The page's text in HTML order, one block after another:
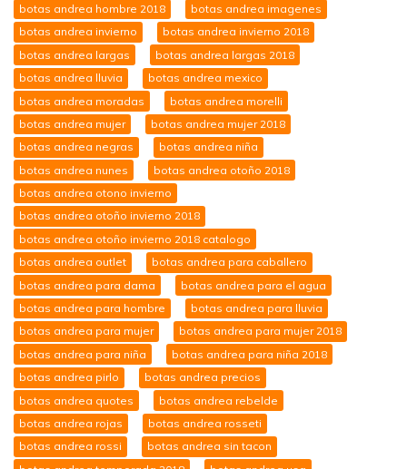
botas andrea hombre 2018
botas andrea imagenes
botas andrea invierno
botas andrea invierno 2018
botas andrea largas
botas andrea largas 2018
botas andrea lluvia
botas andrea mexico
botas andrea moradas
botas andrea morelli
botas andrea mujer
botas andrea mujer 2018
botas andrea negras
botas andrea niña
botas andrea nunes
botas andrea otoño 2018
botas andrea otono invierno
botas andrea otoño invierno 2018
botas andrea otoño invierno 2018 catalogo
botas andrea outlet
botas andrea para caballero
botas andrea para dama
botas andrea para el agua
botas andrea para hombre
botas andrea para lluvia
botas andrea para mujer
botas andrea para mujer 2018
botas andrea para niña
botas andrea para niña 2018
botas andrea pirlo
botas andrea precios
botas andrea quotes
botas andrea rebelde
botas andrea rojas
botas andrea rosseti
botas andrea rossi
botas andrea sin tacon